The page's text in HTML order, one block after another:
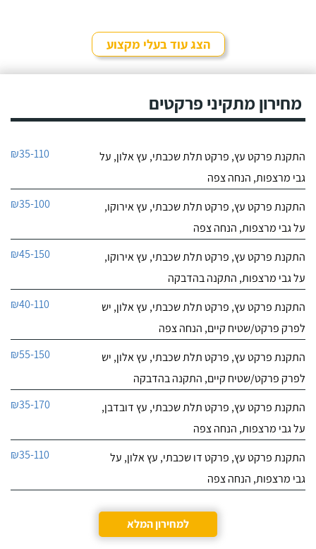
הצג עוד בעלי מקצוע
מחירון מתקיני פרקטים
התקנת פרקט עץ, פרקט תלת שכבתי, עץ אלון, על
גבי מרצפות, הנחה צפה
₪35-110
התקנת פרקט עץ, פרקט תלת שכבתי, עץ אירוקו,
על גבי מרצפות, הנחה צפה
₪35-100
התקנת פרקט עץ, פרקט תלת שכבתי, עץ אירוקו,
על גבי מרצפות, התקנה בהדבקה
₪45-150
התקנת פרקט עץ, פרקט תלת שכבתי, עץ אלון, יש
לפרק פרקט/שטיח קיים, הנחה צפה
₪40-110
התקנת פרקט עץ, פרקט תלת שכבתי, עץ אלון, יש
לפרק פרקט/שטיח קיים, התקנה בהדבקה
₪55-150
התקנת פרקט עץ, פרקט תלת שכבתי, עץ דובדבן,
על גבי מרצפות, הנחה צפה
₪35-170
התקנת פרקט עץ, פרקט דו שכבתי, עץ אלון, על
גבי מרצפות, הנחה צפה
₪35-110
למחירון המלא